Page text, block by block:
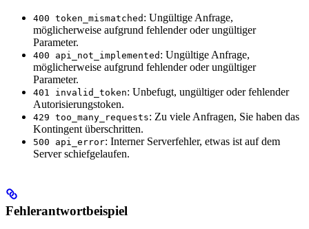
400 token_mismatched : Ungültige Anfrage,
möglicherweise aufgrund fehlender oder ungültiger
Parameter.
400 api_not_implemented : Ungültige Anfrage,
möglicherweise aufgrund fehlender oder ungültiger
Parameter.
401 invalid_token: Unbefugt, ungültiger oder fehlender
Autorisierungstoken.
429 too_many_requests: Zu viele Anfragen, Sie haben das
Kontingent überschritten.
500 api_error: Interner Serverfehler, etwas ist auf dem
Server schiefgelaufen.
Fehlerantwortbeispiel